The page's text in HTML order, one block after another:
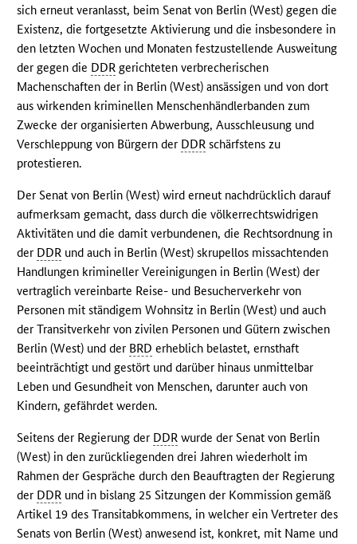
sich erneut veranlasst, beim Senat von Berlin (West) gegen die
Existenz, die fortgesetzte Aktivierung und die insbesondere in
den letzten Wochen und Monaten festzustellende Ausweitung
der gegen die DDR gerichteten verbrecherischen
Machenschaften der in Berlin (West) ansässigen und von dort
aus wirkenden kriminellen Menschenhändlerbanden zum
Zwecke der organisierten Abwerbung, Ausschleusung und
Verschleppung von Bürgern der DDR schärfstens zu
protestieren.
Der Senat von Berlin (West) wird erneut nachdrücklich darauf
aufmerksam gemacht, dass durch die völkerrechtswidrigen
Aktivitäten und die damit verbundenen, die Rechtsordnung in
der DDR und auch in Berlin (West) skrupellos missachtenden
Handlungen krimineller Vereinigungen in Berlin (West) der
vertraglich vereinbarte Reise- und Besucherverkehr von
Personen mit ständigem Wohnsitz in Berlin (West) und auch
der Transitverkehr von zivilen Personen und Gütern zwischen
Berlin (West) und der BRD erheblich belastet, ernsthaft
beeinträchtigt und gestört und darüber hinaus unmittelbar
Leben und Gesundheit von Menschen, darunter auch von
Kindern, gefährdet werden.
Seitens der Regierung der DDR wurde der Senat von Berlin
(West) in den zurückliegenden drei Jahren wiederholt im
Rahmen der Gespräche durch den Beauftragten der Regierung
der DDR und in bislang 25 Sitzungen der Kommission gemäß
Artikel 19 des Transitabkommens, in welcher ein Vertreter des
Senats von Berlin (West) anwesend ist, konkret, mit Name und